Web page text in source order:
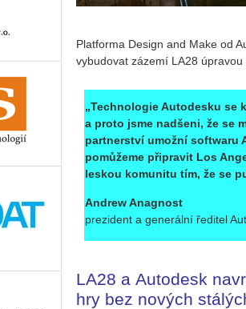
Plat­for­ma De­sign and Make od
vy­bu­do­vat zá­ze­mí LA28
„Tech­no­lo­gie Au­to­de­s­ku se
a proto jsme nad­še­ni, že se
part­ner­ství umož­ní soft­wa­ru
po­mů­že­me při­pra­vit Los
leskou ko­mu­ni­tu tím, že se
An­drew Anagnost
pre­zi­dent a ge­ne­rál­ní ře­di­tel
LA28 a Au­to­de­sk
hry bez no­vých